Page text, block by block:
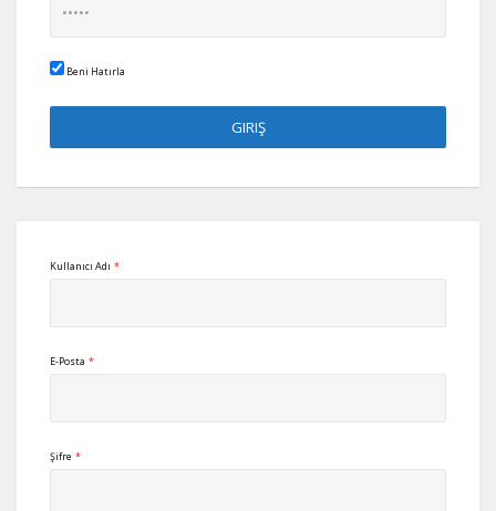
Beni Hatırla
Kullanıcı Adı *
E-Posta *
Şifre *